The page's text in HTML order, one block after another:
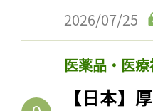
2026/07/25
医薬品・医
【日本】